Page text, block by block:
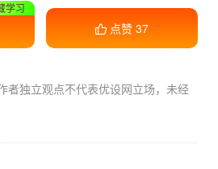
学习
点赞 37
者独立观点不代表优设网立场， 未经